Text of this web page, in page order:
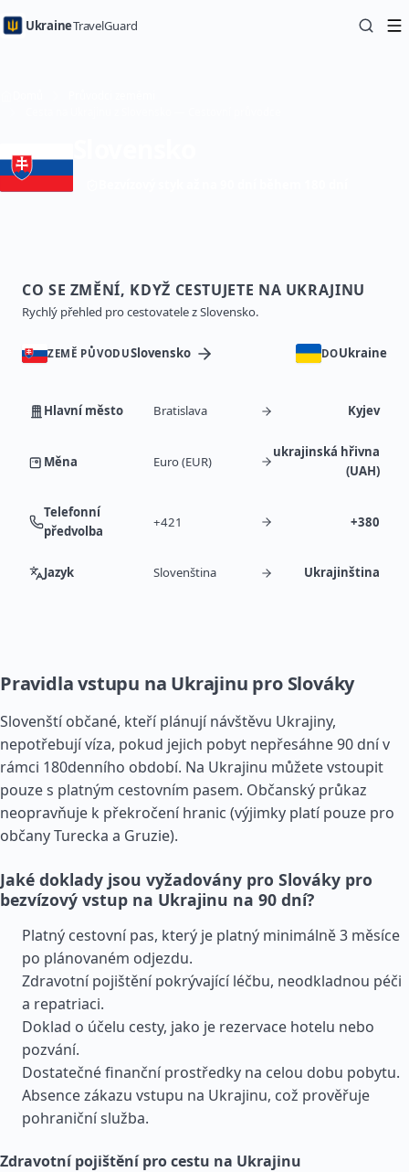
UkraineTravelGuard
CO SE ZMĚNÍ, KDYŽ CESTUJETE NA UKRAJINU
Rychlý přehled pro cestovatele z Slovensko.
ZEMĚ PŮVODUSlovensko DOUkraine
Hlavní město Bratislava Kyjev
Měna Euro (EUR)
ukrajinská hřivna
(UAH)
Telefonní
předvolba
+421 +380
Jazyk Slovenština Ukrajinština
Pravidla vstupu na Ukrajinu pro Slováky
Slovenští občané, kteří plánují návštěvu Ukrajiny,
nepotřebují víza, pokud jejich pobyt nepřesáhne 90 dní v
rámci 180denního období. Na Ukrajinu můžete vstoupit
pouze s platným cestovním pasem. Občanský průkaz
neopravňuje k překročení hranic (výjimky platí pouze pro
občany Turecka a Gruzie).
Jaké doklady jsou vyžadovány pro Slováky pro
bezvízový vstup na Ukrajinu na 90 dní?
Platný cestovní pas, který je platný minimálně 3 měsíce
po plánovaném odjezdu.
Zdravotní pojištění pokrývající léčbu, neodkladnou péči
a repatriaci.
Doklad o účelu cesty, jako je rezervace hotelu nebo
pozvání.
Dostatečné finanční prostředky na celou dobu pobytu.
Absence zákazu vstupu na Ukrajinu, což prověřuje
pohraniční služba.
Zdravotní pojištění pro cestu na Ukrajinu